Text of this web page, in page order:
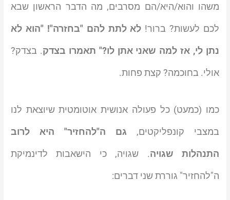
משהו והוא/היא/הם מסרבים, מה הדבר הראשון שבא
לכם לעשות? ברור! לא לתת להם "בחזרה"! "הוא לא
נתן לי, אז למה שאני אתן לו?" תאמרו בצדק. בצדק?
אולי. בחוכמה? קצת פחות.
כמו (כמעט) כל פעולה אנושית אוטומטית שיוצאת לנו
במצבי קונפליקטים, גם ה"להחזיר" היא לרוב
התנהלות שגויה. שגויה, כי הישאבות לדינמיקת
ה"להחזיר" גוררת שני דברים: